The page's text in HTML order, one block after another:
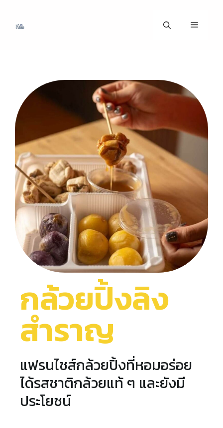
กล้วยปิ้งลิง
สำราญ
แฟรนไชส์กล้วยปิ้งที่หอมอร่อย
ได้รสชาติกล้วยแท้ ๆ และยังมี
ประโยชน์